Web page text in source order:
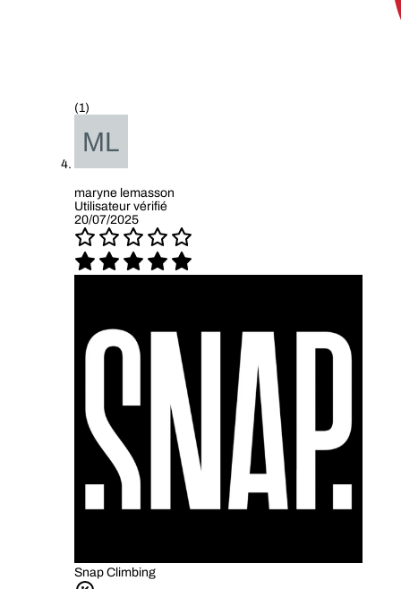
(1)
maryne lemasson
Utilisateur vérifié
20/07/2025
Snap Climbing